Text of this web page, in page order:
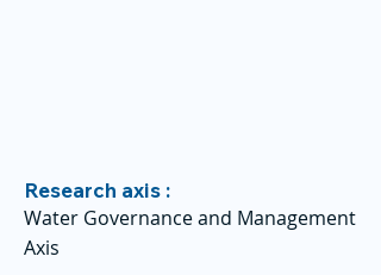
Research axis :
Water Governance and Management
Axis